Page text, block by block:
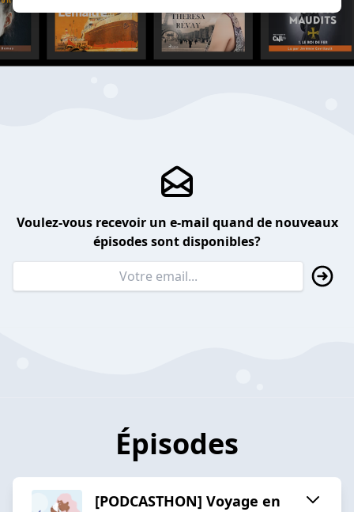
Voulez-vous recevoir un e-mail quand de nouveaux
épisodes sont disponibles?
Épisodes
[PODCASTHON] Voyage en